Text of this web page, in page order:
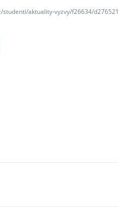
studenti/aktuality-vyzvy/f26634/d276521